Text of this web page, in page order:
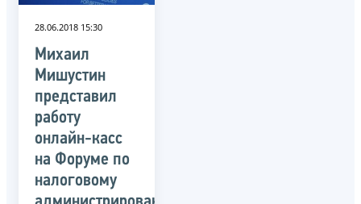
28.06.2018 15:30
Михаил
Мишустин
представил
работу
онлайн-касс
на Форуме по
налоговому